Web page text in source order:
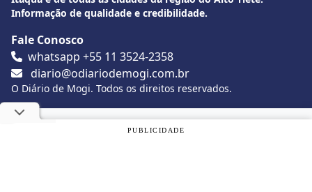
Informação de qualidade e credibilidade.
Fale Conosco
whatsapp +55 11 3524-2358
diario@odiariodemogi.com.br
O Diário de Mogi. Todos os direitos reservados.
Siga O Diário nas redes sociais
Utilizamos cookies, de acordo com a nossa
PUBLICIDADE